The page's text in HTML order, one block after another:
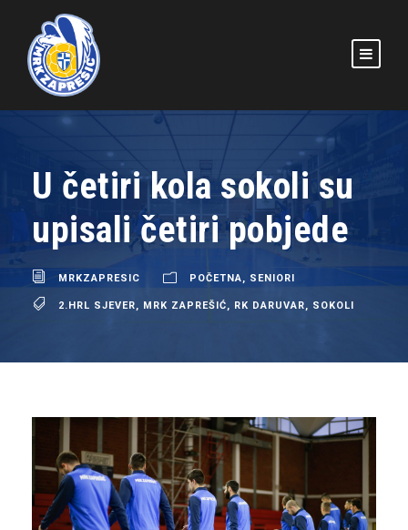
U četiri kola sokoli su
upisali četiri pobjede
MRKZAPRESIC POČETNA SENIORI
2.HRL SJEVER MRK ZAPREŠIĆ RK DARUVAR SOKOLI